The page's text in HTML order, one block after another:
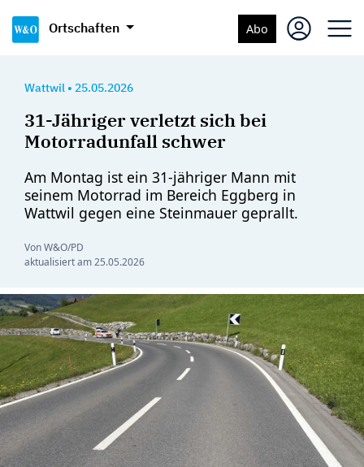
Ortschaften Abo
Wattwil • 25.05.2026
31-Jähriger verletzt sich bei
Motorradunfall schwer
Am Montag ist ein 31-jähriger Mann mit
seinem Motorrad im Bereich Eggberg in
Wattwil gegen eine Steinmauer geprallt.
Von W&O/PD
aktualisiert am25.05.2026